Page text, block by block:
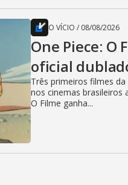
O VÍCIO / 08/08/2026
One Piece: O
oficial
Três primeiros filmes
nos cinemas brasileiros
O Filme ganha...